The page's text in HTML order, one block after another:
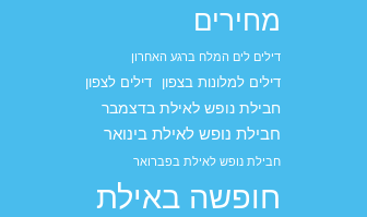
מחירים
דילים לים המלח ברגע האחרון
דילים למלונות בצפון דילים לצפון
חבילת נופש לאילת בדצמבר
חבילת נופש לאילת בינואר
חבילת נופש לאילת בפברואר
חופשה באילת